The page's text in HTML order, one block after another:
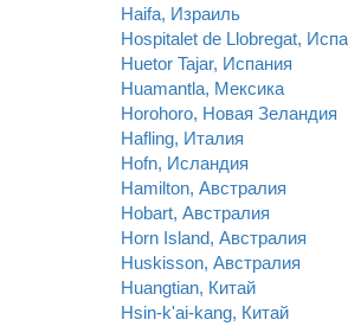
Haifa, Израиль
Hospitalet de Llobregat,
Huetor Tajar, Испания
Huamantla, Мексика
Horohoro, Новая Зеландия
Hafling, Италия
Hofn, Исландия
Hamilton, Австралия
Hobart, Австралия
Horn Island, Австралия
Huskisson, Австралия
Huangtian, Китай
Hsin-k'ai-kang, Китай